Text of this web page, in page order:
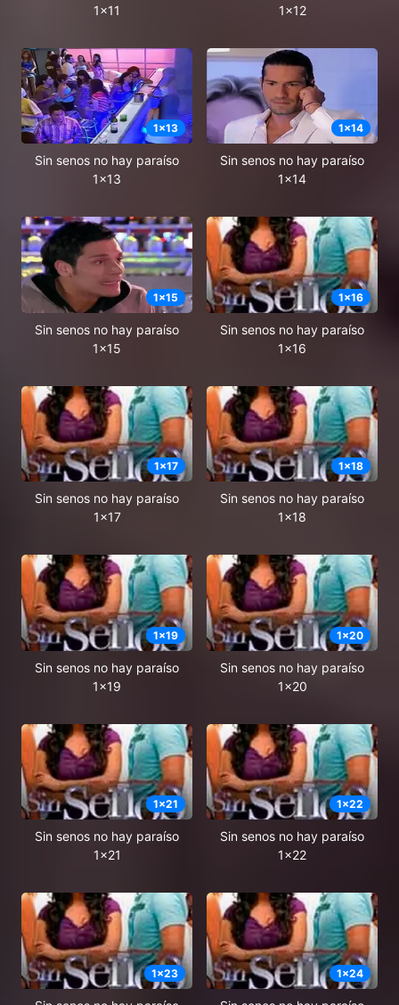
1x11
1x12
1x13
Sin senos no hay paraíso
1x13
1x14
Sin senos no hay paraíso
1x14
1x15
Sin senos no hay paraíso
1x15
1x16
Sin senos no hay paraíso
1x16
1x17
Sin senos no hay paraíso
1x17
1x18
Sin senos no hay paraíso
1x18
1x19
Sin senos no hay paraíso
1x19
1x20
Sin senos no hay paraíso
1x20
1x21
Sin senos no hay paraíso
1x21
1x22
Sin senos no hay paraíso
1x22
1x23 1x24